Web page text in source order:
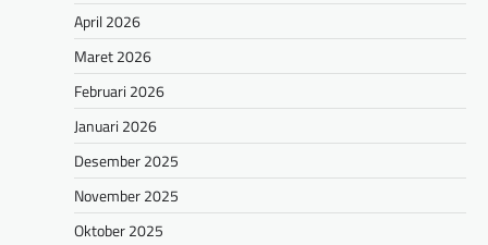
April 2026
Maret 2026
Februari 2026
Januari 2026
Desember 2025
November 2025
Oktober 2025